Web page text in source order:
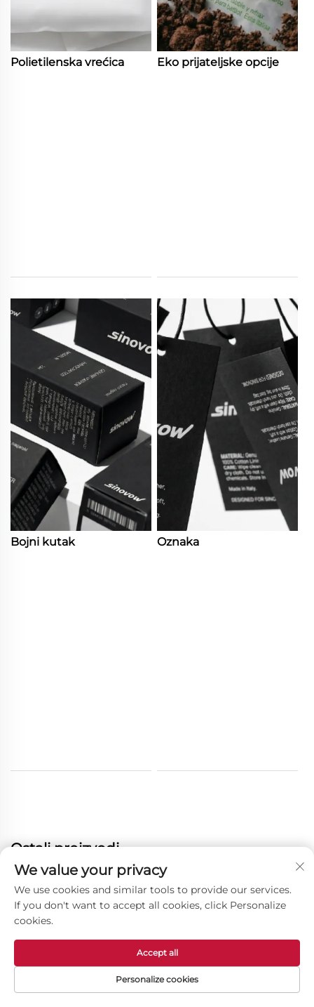
Polietilenska vrećica Eko prijateljske opcije
Bojni kutak Oznaka
Ostali proizvodi
We value your privacy
We use cookies and similar tools to provide our services.
If you don't want to accept all cookies, click Personalize
cookies.
Personalize cookies
Accept all